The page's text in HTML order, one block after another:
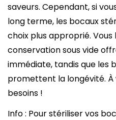
saveurs. Cependant, si
long terme, les bocaux
choix plus approprié. Vous
conservation sous vide
immédiate, tandis que les
promettent la longévité. À
besoins !
Info : Pour stériliser vos